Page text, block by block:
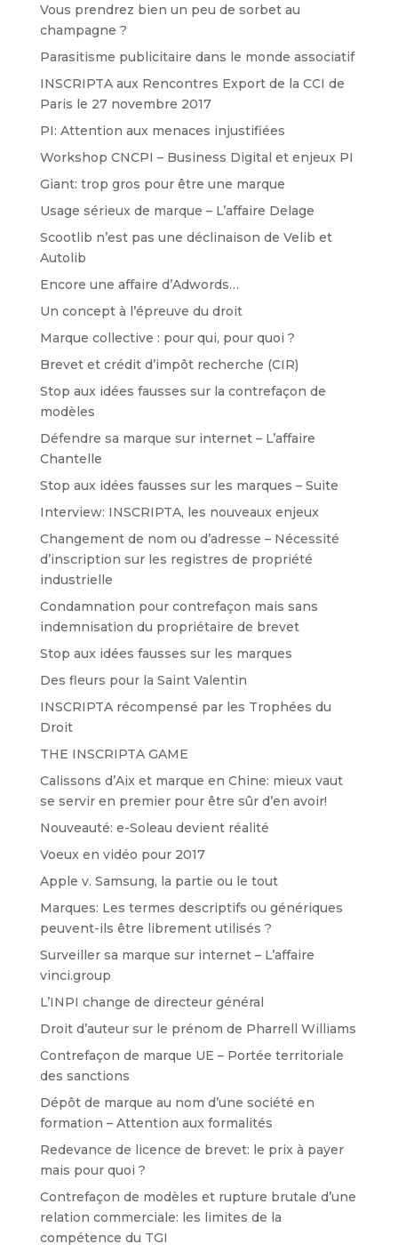
Vous prendrez bien un peu de sorbet au
champagne ?
Parasitisme publicitaire dans le monde associatif
INSCRIPTA aux Rencontres Export de la CCI de
Paris le 27 novembre 2017
PI: Attention aux menaces injustifiées
Workshop CNCPI – Business Digital et enjeux PI
Giant: trop gros pour être une marque
Usage sérieux de marque – L’affaire Delage
Scootlib n’est pas une déclinaison de Velib et
Autolib
Encore une affaire d’Adwords…
Un concept à l’épreuve du droit
Marque collective : pour qui, pour quoi ?
Brevet et crédit d’impôt recherche (CIR)
Stop aux idées fausses sur la contrefaçon de
modèles
Défendre sa marque sur internet – L’affaire
Chantelle
Stop aux idées fausses sur les marques – Suite
Interview: INSCRIPTA, les nouveaux enjeux
Changement de nom ou d’adresse – Nécessité
d’inscription sur les registres de propriété
industrielle
Condamnation pour contrefaçon mais sans
indemnisation du propriétaire de brevet
Stop aux idées fausses sur les marques
Des fleurs pour la Saint Valentin
INSCRIPTA récompensé par les Trophées du
Droit
THE INSCRIPTA GAME
Calissons d’Aix et marque en Chine: mieux vaut
se servir en premier pour être sûr d’en avoir!
Nouveauté: e-Soleau devient réalité
Voeux en vidéo pour 2017
Apple v. Samsung, la partie ou le tout
Marques: Les termes descriptifs ou génériques
peuvent-ils être librement utilisés ?
Surveiller sa marque sur internet – L’affaire
vinci.group
L’INPI change de directeur général
Droit d’auteur sur le prénom de Pharrell Williams
Contrefaçon de marque UE – Portée territoriale
des sanctions
Dépôt de marque au nom d’une société en
formation – Attention aux formalités
Redevance de licence de brevet: le prix à payer
mais pour quoi ?
Contrefaçon de modèles et rupture brutale d’une
relation commerciale: les limites de la
compétence du TGI